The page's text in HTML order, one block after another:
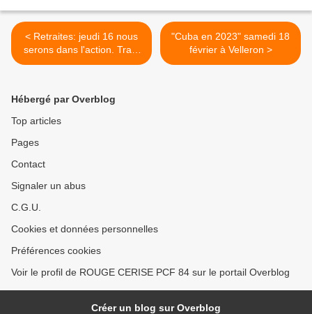
< Retraites: jeudi 16 nous
serons dans l'action. Tract
de la section Oswald
"Cuba en 2023" samedi 18
février à Velleron >
Hébergé par Overblog
Top articles
Pages
Contact
Signaler un abus
C.G.U.
Cookies et données personnelles
Préférences cookies
Voir le profil de ROUGE CERISE PCF 84 sur le portail Overblog
Créer un blog sur Overblog